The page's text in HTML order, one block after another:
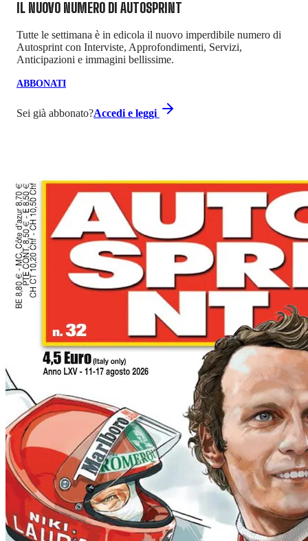
IL NUOVO NUMERO DI AUTOSPRINT
Tutte le settimana è in edicola il nuovo imperdibile numero di
Autosprint con Interviste, Approfondimenti, Servizi,
Anticipazioni e immagini bellissime.
ABBONATI
Sei già abbonato?Accedi e leggi